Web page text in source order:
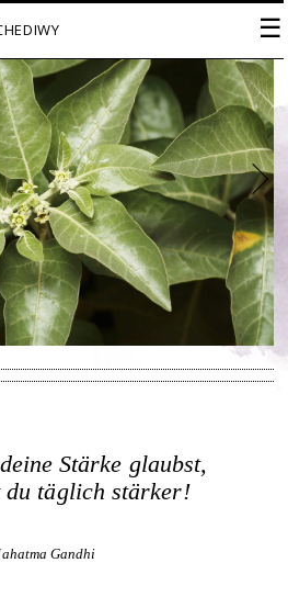
☰
Stärke glaubst,
du täglich stärker!
Gandhi